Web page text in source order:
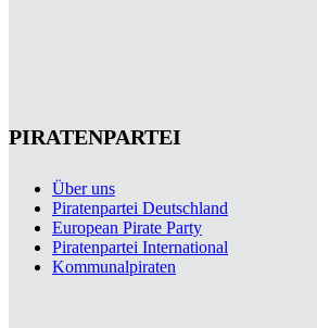
PIRATENPARTEI
Über uns
Piratenpartei Deutschland
European Pirate Party
Piratenpartei International
Kommunalpiraten